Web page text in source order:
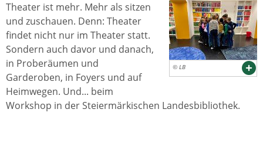
© LB
Theater ist mehr. Mehr als sitzen
und zuschauen. Denn: Theater
findet nicht nur im Theater statt.
Sondern auch davor und danach,
in Proberäumen und
Garderoben, in Foyers und auf
Heimwegen. Und... beim
Workshop in der Steiermärkischen Landesbibliothek.